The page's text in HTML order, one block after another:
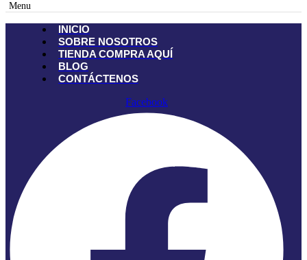
Menu
INICIO
SOBRE NOSOTROS
TIENDA COMPRA AQUÍ
BLOG
CONTÁCTENOS
Facebook